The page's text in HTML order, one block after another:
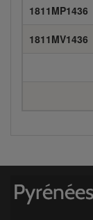
1811MP1436
1811MV1436